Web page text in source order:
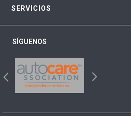
SERVICIOS
SÍGUENOS